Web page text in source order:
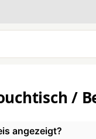
/
angezeigt?